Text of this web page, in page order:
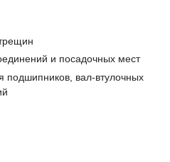
и посадочных мест
подшипников, вал-втулочных